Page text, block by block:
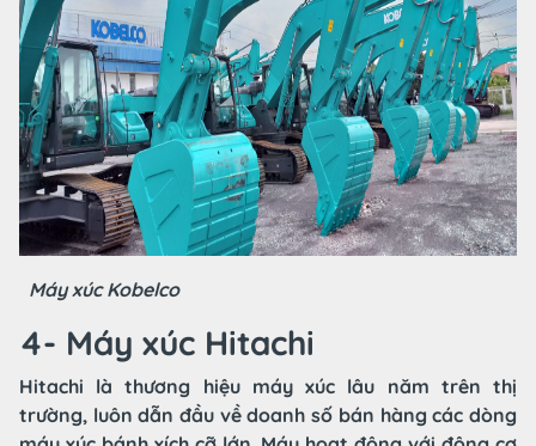
Máy xúc Kobelco
4- Máy xúc Hitachi
Hitachi là thương hiệu máy xúc lâu năm trên thị
trường, luôn dẫn đầu về doanh số bán hàng các dòng